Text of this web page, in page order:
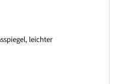
leichter